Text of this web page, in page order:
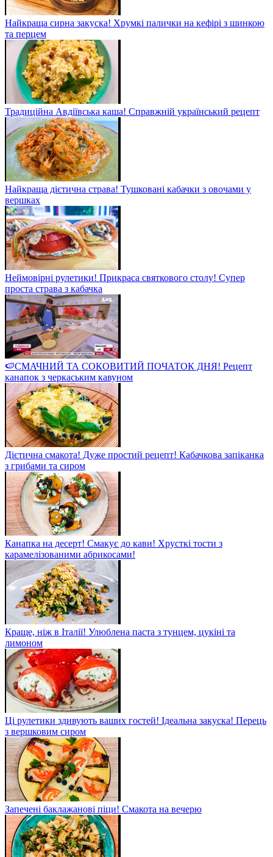
Найкраща сирна закуска! Хрумкі палички на кефірі з шинкою
та перцем
Традиційна Авдіївська каша! Справжній український рецепт
Найкраща дієтична страва! Тушковані кабачки з овочами у
вершках
Неймовірні рулетики! Прикраса святкового столу! Супер
проста страва з кабачка
🍉СМАЧНИЙ ТА СОКОВИТИЙ ПОЧАТОК ДНЯ! Рецепт
канапок з черкаським кавуном
Дієтична смакота! Дуже простий рецепт! Кабачкова запіканка
з грибами та сиром
Канапка на десерт! Смакує до кави! Хрусткі тости з
карамелізованими абрикосами!
Краще, ніж в Італії! Улюблена паста з тунцем, цукіні та
лимоном
Ці рулетики здивують ваших гостей! Ідеальна закуска! Перець
з вершковим сиром
Запечені баклажанові піци! Смакота на вечерю